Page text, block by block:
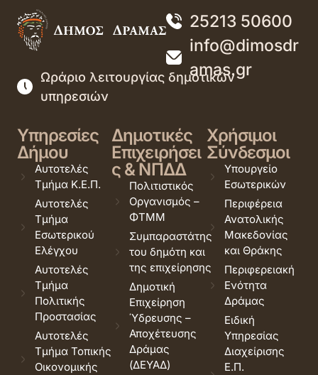
25213 50600
info@dimosdr
amas.gr
Ωράριο λειτουργίας δημοτικών
υπηρεσιών
Υπηρεσίες
Δήμου
Αυτοτελές
Τμήμα Κ.Ε.Π.
Αυτοτελές
Τμήμα
Εσωτερικού
Ελέγχου
Αυτοτελές
Τμήμα
Πολιτικής
Προστασίας
Αυτοτελές
Τμήμα Τοπικής
Οικονομικής
Δημοτικές
Επιχειρήσει
ς & ΝΠΔΔ
Πολιτιστικός
Οργανισμός –
ΦΤΜΜ
Συμπαραστάτης
του δημότη και
της επιχείρησης
Δημοτική
Επιχείρηση
Ύδρευσης –
Αποχέτευσης
Δράμας
(ΔΕΥΑΔ)
Χρήσιμοι
Σύνδεσμοι
Υπουργείο
Εσωτερικών
Περιφέρεια
Ανατολικής
Μακεδονίας
και Θράκης
Περιφερειακή
Ενότητα
Δράμας
Ειδική
Υπηρεσίας
Διαχείρισης
Ε.Π.